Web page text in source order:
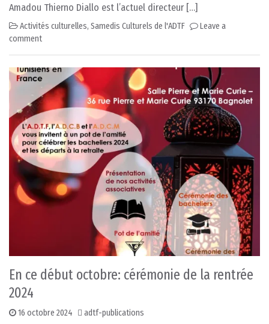
Amadou Thierno Diallo est l’actuel directeur […]
Activités culturelles, Samedis Culturels de l'ADTF
Leave a
comment
En ce début octobre: cérémonie de la rentrée
2024
16 octobre 2024 adtf-publications